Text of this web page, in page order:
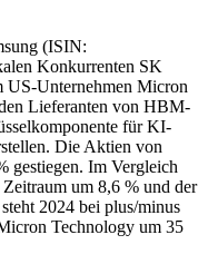
(ISIN:
Konkurrenten SK
Unternehmen Micron
Lieferanten von HBM-
für KI-
Die Aktien von
gestiegen. Im Vergleich
um 8,6 % und der
2024 bei plus/minus
Technology um 35